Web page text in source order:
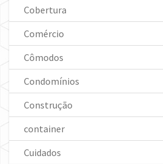
Cobertura
Comércio
Cômodos
Condomínios
Construção
container
Cuidados